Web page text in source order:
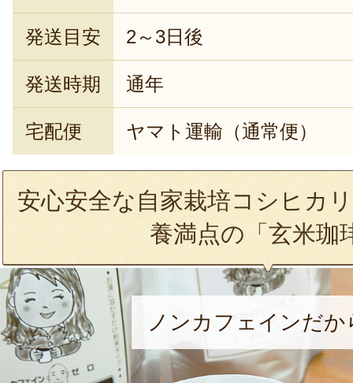
発送目安 2～3日後
発送時期 通年
宅配便 ヤマト運輸（通常便）
安心安全な自家栽培コシヒカ
養満点の「玄米珈
ノンカフェインだ